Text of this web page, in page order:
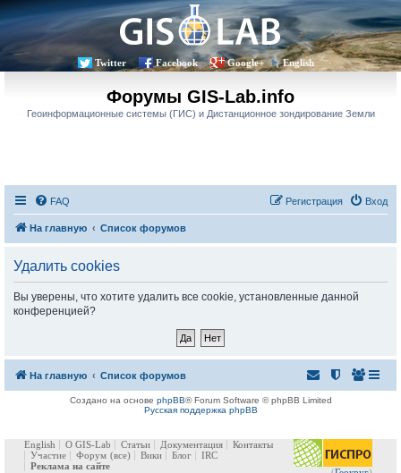
Twitter Facebook Google+ English
Форумы GIS-Lab.info
Геоинформационные системы (ГИС) и Дистанционное зондирование Земли
FAQ Вход
Регистрация
На главную Список форумов
Удалить cookies
Вы уверены, что хотите удалить все cookie, установленные данной
конференцией?
На главную Список форумов
Создано на основе phpBB® Forum Software © phpBB Limited
Русская поддержка phpBB
English О GIS-Lab Статьи Документация
Контакты
Участие
Форум (все) Вики Блог
IRC
Реклама на сайте